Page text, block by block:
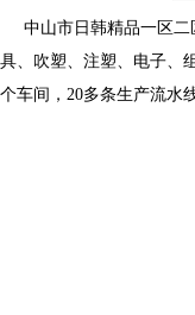
中山市日韩精品一区二
具、吹塑、注塑、
个车间，20多条生产流水